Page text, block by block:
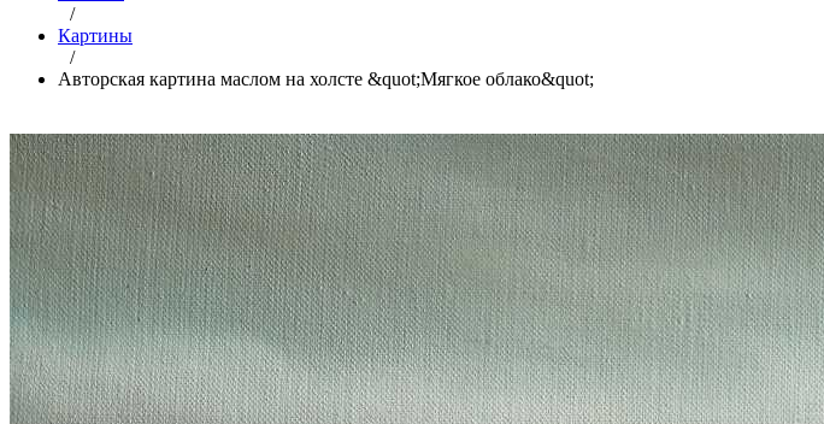
/
Картины
/
Авторская картина маслом на холсте &quot;Мягкое облако&quot;